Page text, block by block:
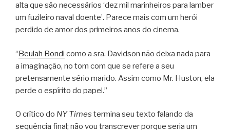
alta que são necessários ‘dez mil marinheiros para lamber
um fuzileiro naval doente’. Parece mais com um herói
perdido de amor dos primeiros anos do cinema.
“Beulah Bondi como a sra. Davidson não deixa nada para
a imaginação, no tom com que se refere a seu
pretensamente sério marido. Assim como Mr. Huston, ela
perde o espírito do papel.”
O crítico do NY Times termina seu texto falando da
sequência final; não vou transcrever porque seria um